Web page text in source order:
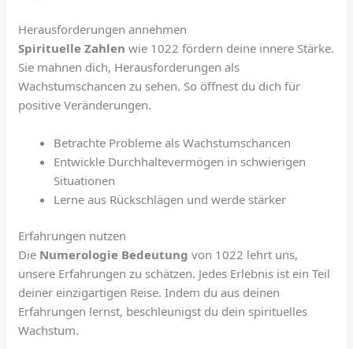
Herausforderungen annehmen
Spirituelle Zahlen wie 1022 fördern deine innere Stärke.
Sie mahnen dich, Herausforderungen als
Wachstumschancen zu sehen. So öffnest du dich für
positive Veränderungen.
Betrachte Probleme als Wachstumschancen
Entwickle Durchhaltevermögen in schwierigen
Situationen
Lerne aus Rückschlägen und werde stärker
Erfahrungen nutzen
Die Numerologie Bedeutung von 1022 lehrt uns,
unsere Erfahrungen zu schätzen. Jedes Erlebnis ist ein Teil
deiner einzigartigen Reise. Indem du aus deinen
Erfahrungen lernst, beschleunigst du dein spirituelles
Wachstum.